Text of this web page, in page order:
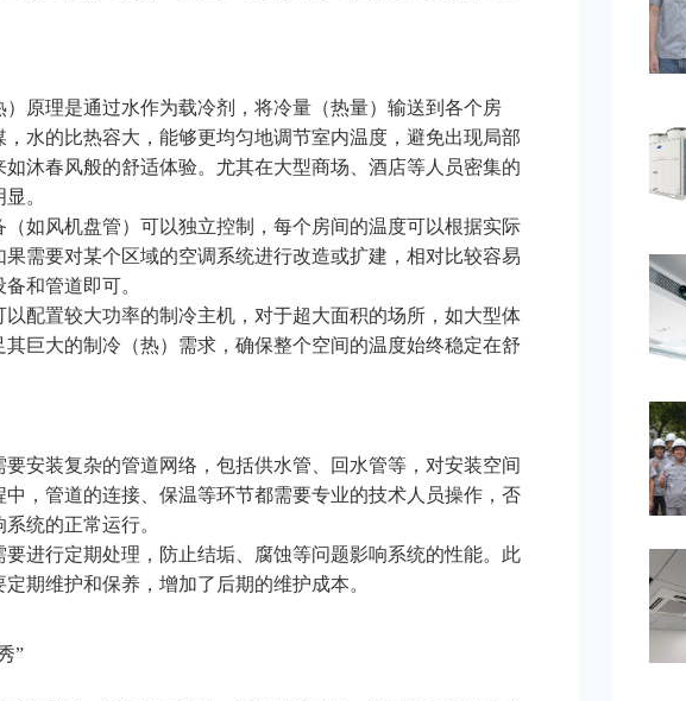
原理是通过水作为载冷剂，将冷量（热量）输送到各个房
水的比热容大，能够更均匀地调节室内温度，避免出现局部
沐春风般的舒适体验。尤其在大型商场、酒店等人员密集的
。
如风机盘管）可以独立控制，每个房间的温度可以根据实际
需要对某个区域的空调系统进行改造或扩建，相对比较容易
和管道即可。
配置较大功率的制冷主机，对于超大面积的场所，如大型体
巨大的制冷（热）需求，确保整个空间的温度始终稳定在舒
安装复杂的管道网络，包括供水管、回水管等，对安装空间
，管道的连接、保温等环节都需要专业的技术人员操作，否
统的正常运行。
进行定期处理，防止结垢、腐蚀等问题影响系统的性能。此
期维护和保养，增加了后期的维护成本。
”